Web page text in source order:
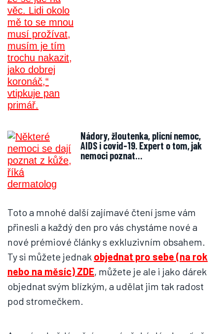
Nádory, žloutenka, plicní nemoc,
AIDS i covid-19. Expert o tom, jak
nemoci poznat…
Toto a mnohé další zajímavé čtení jsme vám
přinesli a každý den pro vás chystáme nové a
nové prémiové články s exkluzivním obsahem.
Ty si můžete jednak objednat pro sebe (na rok
nebo na měsíc) ZDE, můžete je ale i jako dárek
objednat svým blízkým, a udělat jim tak radost
pod stromečkem.